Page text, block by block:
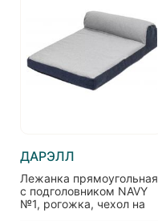
ДАРЭЛЛ
Лежанка прямоугольная
с подголовником NAVY
№1, рогожка, чехол на